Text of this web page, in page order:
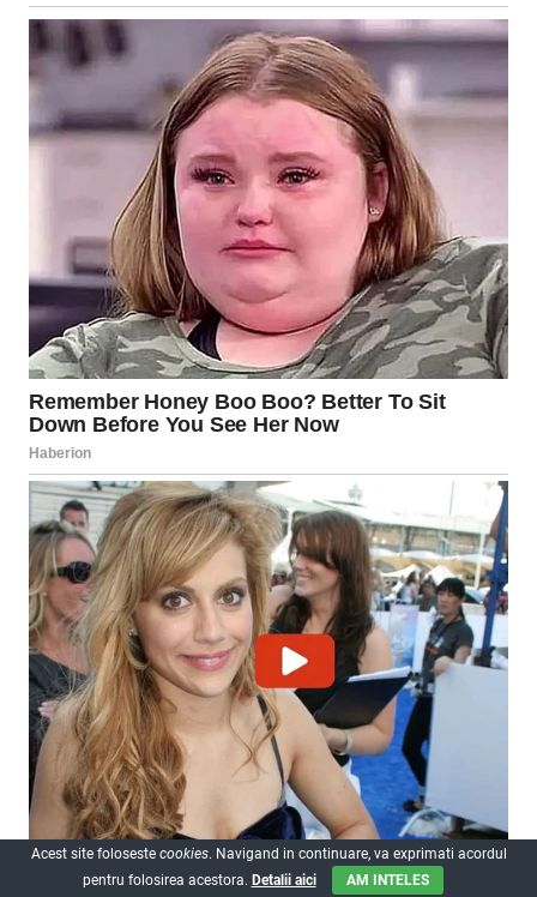
Acest site foloseste cookies. Navigand in continuare, va exprimati acordul
pentru folosirea acestora. Detalii aici AM INTELES